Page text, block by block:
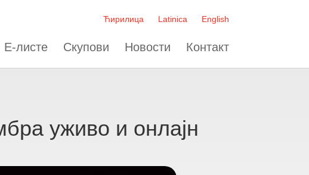
Ћирилица Latinica English
Е-листе Скупови Новости Контакт
уживо и онлајн